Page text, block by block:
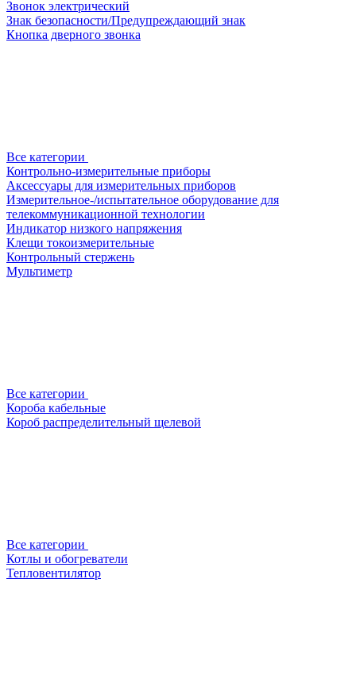
Звонок электрический
Знак безопасности/Предупреждающий знак
Кнопка дверного звонка
Все категории
Контрольно-измерительные приборы
Аксессуары для измерительных приборов
Измерительное-/испытательное оборудование для
телекоммуникационной технологии
Индикатор низкого напряжения
Клещи токоизмерительные
Контрольный стержень
Мультиметр
Все категории
Короба кабельные
Короб распределительный щелевой
Все категории
Котлы и обогреватели
Тепловентилятор